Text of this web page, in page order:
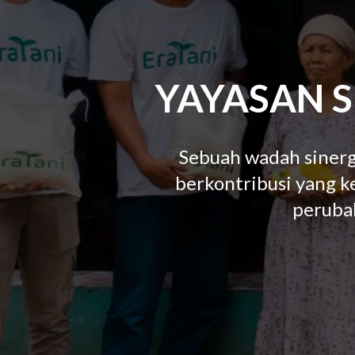
YAYASAN
Sebuah wadah
berkontribusi yang